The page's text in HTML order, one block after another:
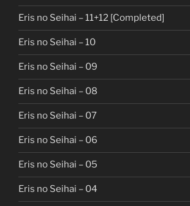
Eris no Seihai – 11+12 [Completed]
Eris no Seihai – 10
Eris no Seihai – 09
Eris no Seihai – 08
Eris no Seihai – 07
Eris no Seihai – 06
Eris no Seihai – 05
Eris no Seihai – 04